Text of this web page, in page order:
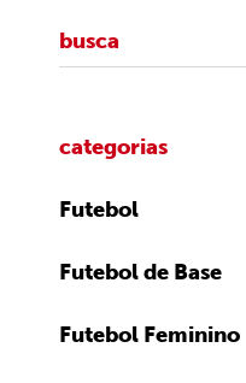
categorias
Futebol
Futebol de Base
Futebol Feminino